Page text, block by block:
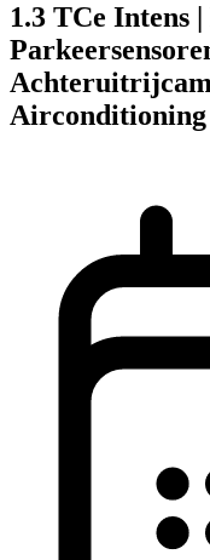
1.3 TCe Intens
Airconditioning